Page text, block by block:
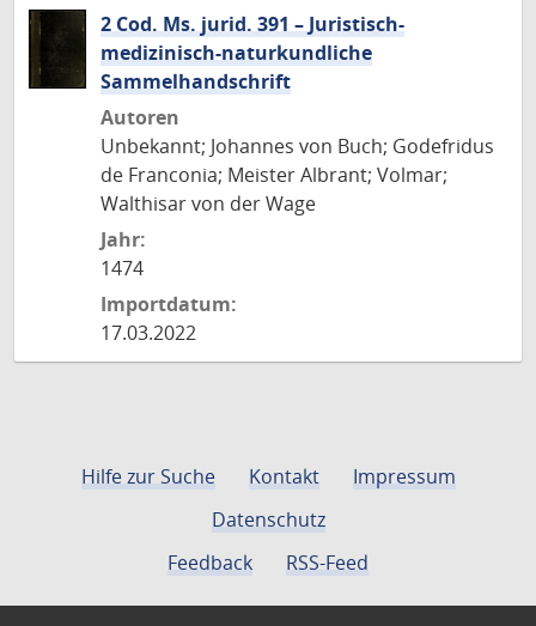
2 Cod. Ms. jurid. 391 – Juristisch-
medizinisch-naturkundliche
Sammelhandschrift
Autoren
Unbekannt; Johannes von Buch; Godefridus
de Franconia; Meister Albrant; Volmar;
Walthisar von der Wage
Jahr:
1474
Importdatum:
17.03.2022
Hilfe zur Suche Kontakt
Impressum
Datenschutz
Feedback
RSS-Feed